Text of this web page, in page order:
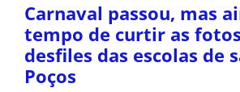
Carnaval passou, mas
tempo de curtir as
desfiles das escolas de
Poços